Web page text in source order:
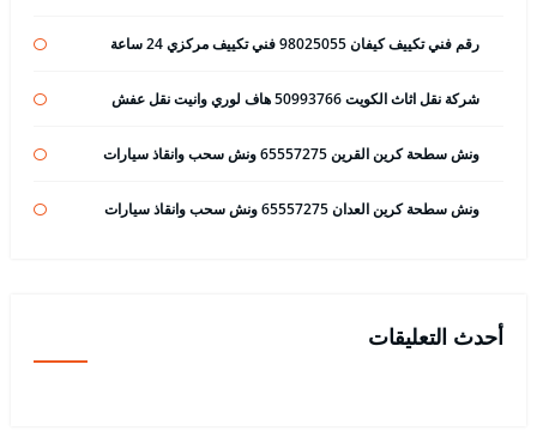
رقم فني تكييف كيفان 98025055 فني تكييف مركزي 24 ساعة
شركة نقل اثاث الكويت 50993766 هاف لوري وانيت نقل عفش
ونش سطحة كرين القرين 65557275 ونش سحب وانقاذ سيارات
ونش سطحة كرين العدان 65557275 ونش سحب وانقاذ سيارات
أحدث التعليقات